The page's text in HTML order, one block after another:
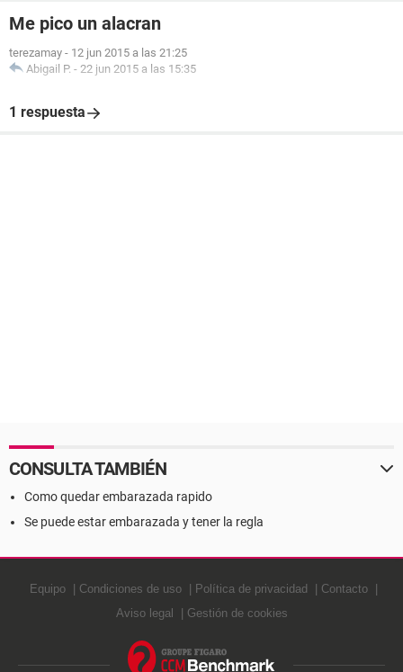
Me pico un alacran
terezamay - 12 jun 2015 a las 21:25
Abigail P. - 22 jun 2015 a las 15:35
1 respuesta
CONSULTA TAMBIÉN
Como quedar embarazada rapido
Se puede estar embarazada y tener la regla
Equipo Condiciones de uso Política de privacidad
Contacto
Aviso legal
Gestión de cookies